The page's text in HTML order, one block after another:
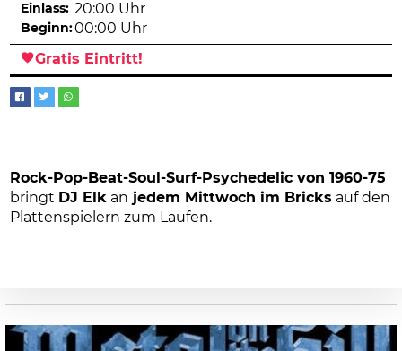
Einlass: 20:00 Uhr
Beginn:00:00 Uhr
Gratis Eintritt!
Rock-Pop-Beat-Soul-Surf-Psychedelic von 1960-75
bringt DJ Elk an jedem Mittwoch im Bricks auf den
Plattenspielern zum Laufen.